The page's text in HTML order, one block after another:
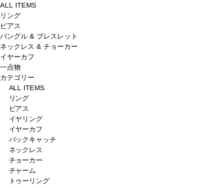
ALL ITEMS
リング
ピアス
バングル & ブレスレット
ネックレス & チョーカー
イヤーカフ
一点物
カテゴリー
ALL ITEMS
リング
ピアス
イヤリング
イヤーカフ
バックキャッチ
ネックレス
チョーカー
チャーム
トゥーリング